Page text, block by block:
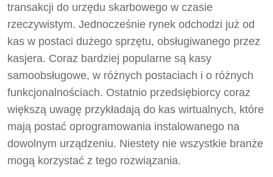
transakcji do urzędu skarbowego w czasie
rzeczywistym. Jednocześnie rynek odchodzi już od
kas w postaci dużego sprzętu, obsługiwanego przez
kasjera. Coraz bardziej popularne są kasy
samoobsługowe, w różnych postaciach i o różnych
funkcjonalnościach. Ostatnio przedsiębiorcy coraz
większą uwagę przykładają do kas wirtualnych, które
mają postać oprogramowania instalowanego na
dowolnym urządzeniu. Niestety nie wszystkie branże
mogą korzystać z tego rozwiązania.